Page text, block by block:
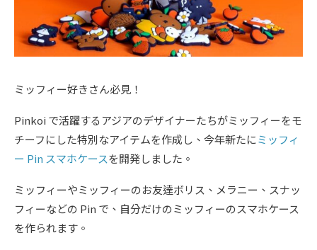
ミッフィー好きさん必見！
Pinkoi で活躍するアジアのデザイナーたちがミッフィーをモ
チーフにした特別なアイテムを作成し、今年新たにミッフィ
ー Pin スマホケースを開発しました。
ミッフィーやミッフィーのお友達ボリス、メラニー、スナッ
フィーなどの Pin で、自分だけのミッフィーのスマホケース
を作られます。